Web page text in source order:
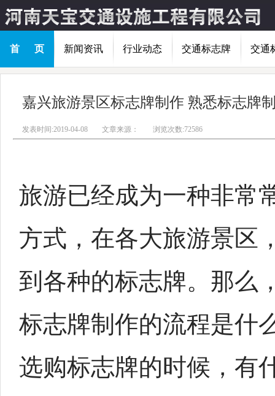
首 页 新闻资讯 行业动态 交通标志牌 交通
嘉兴旅游景区标志牌制作 熟悉标志牌
发表时间:2019-04-08 文章来源： 浏览次数:72586
旅游已经成为一种非常
方式，在各大旅游景区
到各种的标志牌。那么
标志牌制作的流程是什
选购标志牌的时候，有